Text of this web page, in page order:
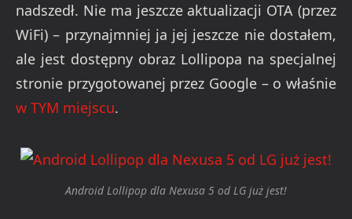
nadszedł. Nie ma jeszcze aktualizacji OTA (przez
WiFi) – przynajmniej ja jej jeszcze nie dostałem,
ale jest dostępny obraz Lollipopa na specjalnej
stronie przygotowanej przez Google – o właśnie
w TYM miejscu.
Android Lollipop dla Nexusa 5 od LG już jest!